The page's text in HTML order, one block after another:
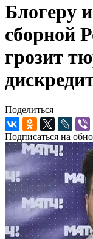
Блогеру
сборной
грозит
Поделиться
Подписаться на